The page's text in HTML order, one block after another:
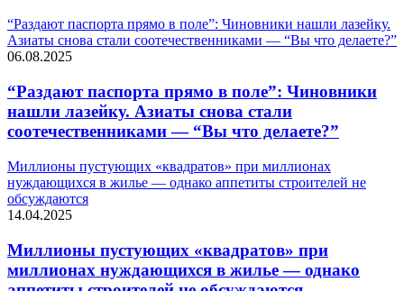
“Раздают паспорта прямо в поле”: Чиновники нашли лазейку.
Азиаты снова стали соотечественниками — “Вы что делаете?”
06.08.2025
“Раздают паспорта прямо в поле”: Чиновники
нашли лазейку. Азиаты снова стали
соотечественниками — “Вы что делаете?”
Миллионы пустующих «квадратов» при миллионах
нуждающихся в жилье — однако аппетиты строителей не
обсуждаются
14.04.2025
Миллионы пустующих «квадратов» при
миллионах нуждающихся в жилье — однако